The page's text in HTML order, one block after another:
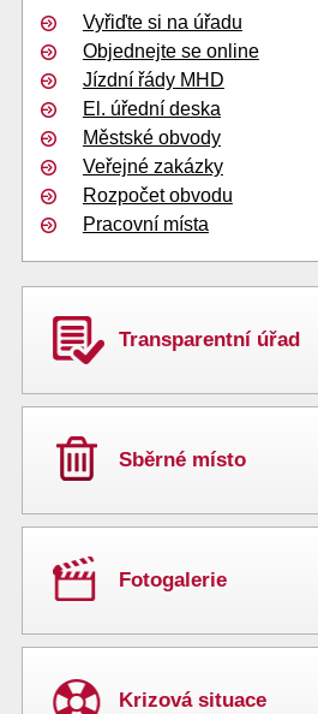
Vyřiďte si na úřadu
Objednejte se online
Jízdní řády MHD
El. úřední deska
Městské obvody
Veřejné zakázky
Rozpočet obvodu
Pracovní místa
Transparentní úřad
Sběrné místo
Fotogalerie
Krizová situace